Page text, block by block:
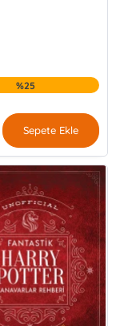
%25
Sepete Ekle